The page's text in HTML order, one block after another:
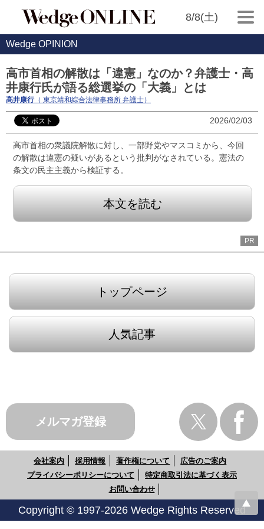
8/8(土)
Wedge OPINION
高市首相の解散は「違憲」なのか？弁護士・高
井康行氏が語る総選挙の「大義」とは
髙井康行（ 東京靖和綜合法律事務所 弁護士）
2026/02/03
高市首相の衆議院解散に対し、一部野党やマスコミから、今回
の解散は違憲の疑いがあるという批判がなされている。憲法の
条文の民主主義から検証する。
本文を読む
PR
トップページ
人気記事
メルマガ登録
会社案内 採用情報 著作権について
広告のご案内
プライバシーポリシーについて
特定商取引法に基づく表示
お問い合わせ
Copyright © 1997-2026 Wedge Rights Reserved